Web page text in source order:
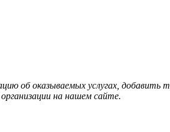
об оказываемых услугах,
на нашем сайте.